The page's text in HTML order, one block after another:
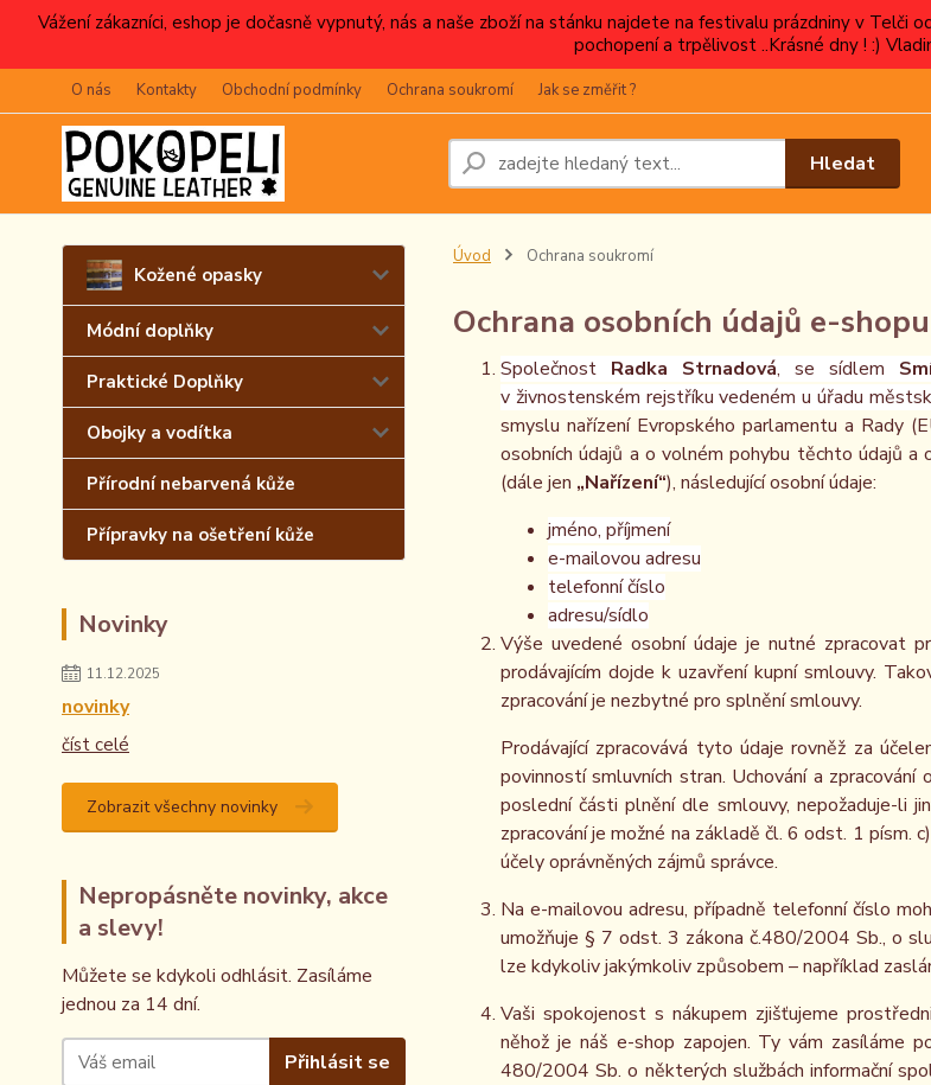
Vážení zákazníci, eshop je dočasně vypnutý, nás a naše zboží na stánku najdete na festivalu prázdniny v
pochopení a trpělivost ..Krásné dny ! :)
O nás Kontakty Obchodní podmínky Ochrana soukromí Jak se změřit ?
Hledat
Kožené opasky
Módní doplňky
Praktické Doplňky
Obojky a vodítka
Přírodní nebarvená kůže
Přípravky na ošetření kůže
Novinky
11.12.2025
novinky
číst celé
Zobrazit všechny novinky
Nepropásněte novinky, akce
a slevy!
Můžete se kdykoli odhlásit. Zasíláme
jednou za 14 dní.
Přihlásit se
Úvod Ochrana soukromí
Ochrana osobních údajů e-
Společnost Radka Strnadová, se sídlem
v živnostenském rejstříku vedeném u úřadu
smyslu nařízení Evropského parlamentu a Rady
osobních údajů a o volném pohybu těchto údajů a
(dále jen „Nařízení“), následující osobní údaje:
jméno, příjmení
e-mailovou adresu
telefonní číslo
adresu/sídlo
Výše uvedené osobní údaje je nutné zpracovat
prodávajícím dojde k uzavření kupní smlouvy.
zpracování je nezbytné pro splnění smlouvy.
Prodávající zpracovává tyto údaje rovněž za
povinností smluvních stran. Uchování a
poslední části plnění dle smlouvy, nepožaduje-li
zpracování je možné na základě čl. 6 odst. 1 písm.
účely oprávněných zájmů správce.
Na e-mailovou adresu, případně telefonní číslo
umožňuje § 7 odst. 3 zákona č.480/2004 Sb., o
lze kdykoliv jakýmkoliv způsobem – například
Vaši spokojenost s nákupem zjišťujeme
něhož je náš e-shop zapojen. Ty vám zasíláme
480/2004 Sb. o některých službách informační